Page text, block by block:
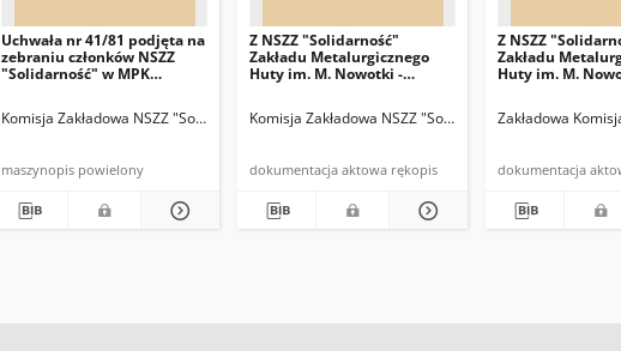
Uchwała nr 41/81 podjęta na
zebraniu członków NSZZ
"Solidarność" w MPK
Komisja Zakładowa NSZZ "Solidarność"
maszynopis powielony
Z NSZZ "Solidarność"
Zakładu Metalurgicznego
Huty im. M. Nowotki -
Komisja Zakładowa NSZZ "Solidarność"
dokumentacja aktowa rękopis
Z NSZZ
Zakładu
Huty im. M.
Zakładowej
Zakładowa